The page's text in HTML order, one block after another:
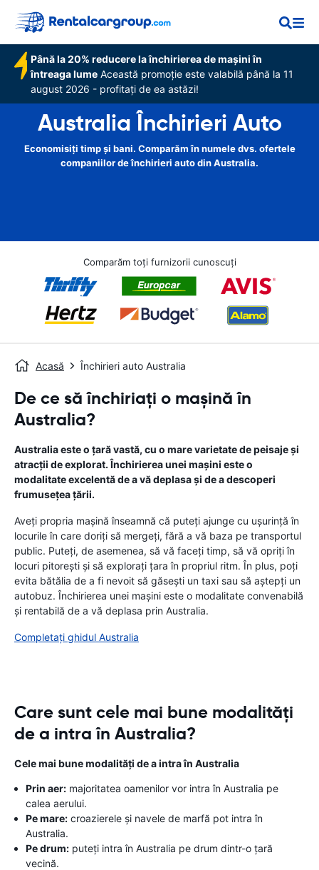
Până la 20% reducere la închirierea de mașini în
întreaga lume Această promoție este valabilă până la 11
august 2026 - profitați de ea astăzi!
Australia Închirieri Auto
Economisiți timp și bani. Comparăm în numele dvs. ofertele
companiilor de închirieri auto din Australia.
Comparăm toți furnizorii cunoscuți
Acasă Închirieri auto Australia
De ce să închiriați o mașină în
Australia?
Australia este o țară vastă, cu o mare varietate de peisaje și
atracții de explorat. Închirierea unei mașini este o
modalitate excelentă de a vă deplasa și de a descoperi
frumusețea țării.
Aveți propria mașină înseamnă că puteți ajunge cu ușurință în
locurile în care doriți să mergeți, fără a vă baza pe transportul
public. Puteți, de asemenea, să vă faceți timp, să vă opriți în
locuri pitorești și să explorați țara în propriul ritm. În plus, poți
evita bătălia de a fi nevoit să găsești un taxi sau să aștepți un
autobuz. Închirierea unei mașini este o modalitate convenabilă
și rentabilă de a vă deplasa prin Australia.
Completați ghidul Australia
Care sunt cele mai bune modalități
de a intra în Australia?
Cele mai bune modalități de a intra în Australia
Prin aer: majoritatea oamenilor vor intra în Australia pe
calea aerului.
Pe mare: croazierele și navele de marfă pot intra în
Australia.
Pe drum: puteți intra în Australia pe drum dintr-o țară
vecină.